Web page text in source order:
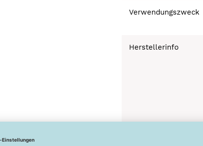
Verwendungszweck
Herstellerinfo